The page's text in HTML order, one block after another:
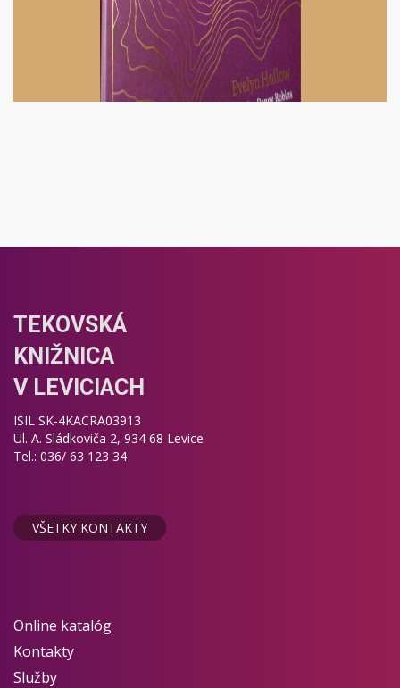
TEKOVSKÁ
KNIŽNICA
V LEVICIACH
ISIL SK-4KACRA03913
Ul. A. Sládkoviča 2, 934 68 Levice
Tel.: 036/ 63 123 34
VŠETKY KONTAKTY
Online katalóg
Kontakty
Služby